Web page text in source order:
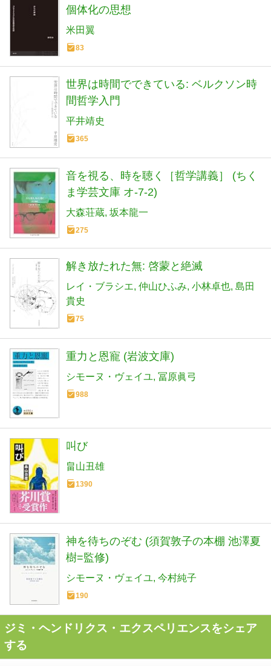
個体化の思想
米田翼
83
世界は時間でできている: ベルクソン時
間哲学入門
平井靖史
365
音を視る、時を聴く［哲学講義］ (ちく
ま学芸文庫 オ-7-2)
大森荘蔵 坂本龍一
275
解き放たれた無: 啓蒙と絶滅
レイ・ブラシエ 仲山ひふみ 小林卓也 島田
貴史
75
重力と恩寵 (岩波文庫)
シモーヌ・ヴェイユ 冨原眞弓
988
叫び
畠山丑雄
1390
神を待ちのぞむ (須賀敦子の本棚 池澤夏
樹=監修)
シモーヌ・ヴェイユ 今村純子
190
ジミ・ヘンドリクス・エクスペリエンスをシェア
する